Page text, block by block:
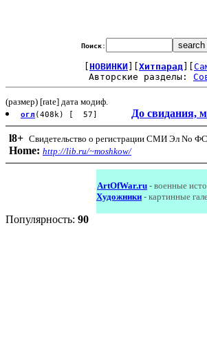
Поиск:
НОВИНКИ Хитпарад
Авторские разделы:
(размер) [rate] дата модиф.
огл (408k) [ 57] До свидания,
l8+ Свидетельство о регистрации СМИ Эл No
Home: http://lib.ru/~moshkow/
ArtOfWar.ru - военные
Художники - картинные
Популярность: 90